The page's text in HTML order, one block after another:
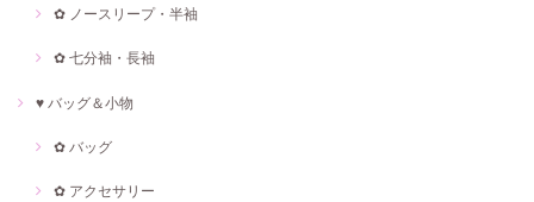
✿ ノースリープ・半袖
✿ 七分袖・長袖
♥ バッグ＆小物
✿ バッグ
✿ アクセサリー